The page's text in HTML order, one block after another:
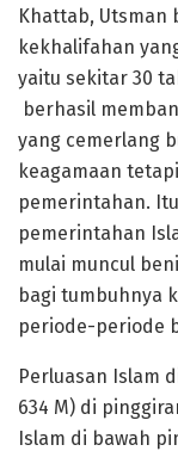
Khattab, Utsman
kekhalifahan
yaitu sekitar 30
berhasil
yang cemerlang
keagamaan
pemerintahan.
pemerintahan
mulai muncul
bagi tumbuhnya
periode-periode
Perluasan Islam
634 M) di
Islam di bawah